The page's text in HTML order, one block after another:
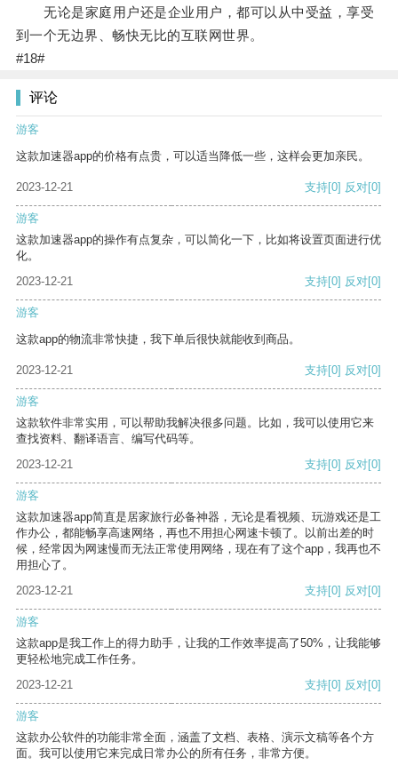
无论是家庭用户还是企业用户，都可以从中受益，享受
到一个无边界、畅快无比的互联网世界。
#18#
评论
游客
这款加速器app的价格有点贵，可以适当降低一些，这样会更加亲民。
2023-12-21 支持[0] 反对[0]
游客
这款加速器app的操作有点复杂，可以简化一下，比如将设置页面进行优
化。
2023-12-21
支持[0] 反对[0]
游客
这款app的物流非常快捷，我下单后很快就能收到商品。
2023-12-21 支持[0] 反对[0]
游客
这款软件非常实用，可以帮助我解决很多问题。比如，我可以使用它来
查找资料、翻译语言、编写代码等。
2023-12-21
支持[0] 反对[0]
游客
这款加速器app简直是居家旅行必备神器，无论是看视频、玩游戏还是工
作办公，都能畅享高速网络，再也不用担心网速卡顿了。以前出差的时
候，经常因为网速慢而无法正常使用网络，现在有了这个app，我再也不
用担心了。
2023-12-21
支持[0] 反对[0]
游客
这款app是我工作上的得力助手，让我的工作效率提高了50%，让我能够
更轻松地完成工作任务。
2023-12-21
支持[0] 反对[0]
游客
这款办公软件的功能非常全面，涵盖了文档、表格、演示文稿等各个方
面。我可以使用它来完成日常办公的所有任务，非常方便。